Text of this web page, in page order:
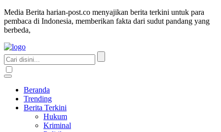
Media Berita harian-post.co menyajikan berita terkini untuk para
pembaca di Indonesia, memberikan fakta dari sudut pandang yang
berbeda,
Beranda
Trending
Berita Terkini
Hukum
Kriminal